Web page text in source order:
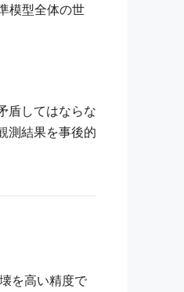
模型全体の世
盾してはならな
測結果を事後的
を高い精度で